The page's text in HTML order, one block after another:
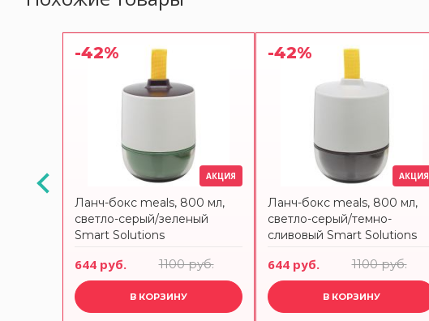
АКЦИЯ
-42%
АКЦИЯ
Ланч-бокс meals, 800 мл,
светло-серый/зеленый
Smart Solutions
644 руб. 1100 руб.
В КОРЗИНУ
-42%
АКЦИЯ
Ланч-бокс meals, 800 мл,
светло-серый/темно-
сливовый Smart Solutions
644 руб. 1100 руб.
В КОРЗИНУ